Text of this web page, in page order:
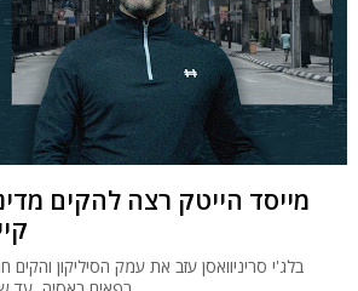
מייסד הייטק רצה להקים
בלג'י סריניוואסן עזב את עמק הסיליקון